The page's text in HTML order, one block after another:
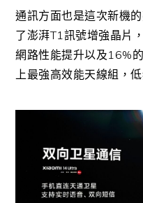
通訊方面也是這次新機
了澎湃T1訊號增強晶片
網路性能提升以及16%
上最強高效能天線組，